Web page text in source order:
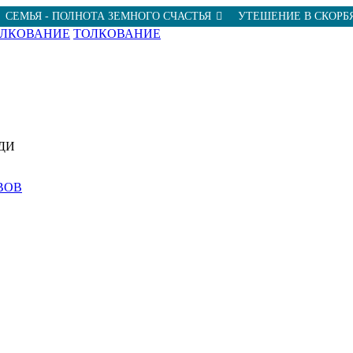
СЕМЬЯ - ПОЛНОТА ЗЕМНОГО СЧАСТЬЯ УТЕШЕНИЕ В
ТОЛКОВАНИЕ